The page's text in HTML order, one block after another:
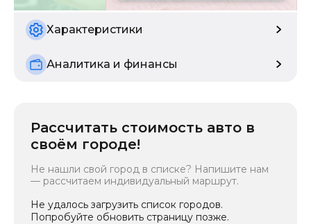
Характеристики
Аналитика и финансы
Рассчитать стоимость авто в
своём городе!
Не нашли свой город в списке? Напишите нам
— рассчитаем индивидуальный маршрут.
Не удалось загрузить список городов.
Попробуйте обновить страницу позже.